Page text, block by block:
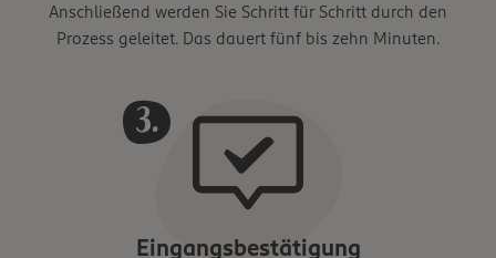
Anschließend werden Sie Schritt für Schritt durch den
Prozess geleitet. Das dauert fünf bis zehn Minuten.
Eingangsbestätigung